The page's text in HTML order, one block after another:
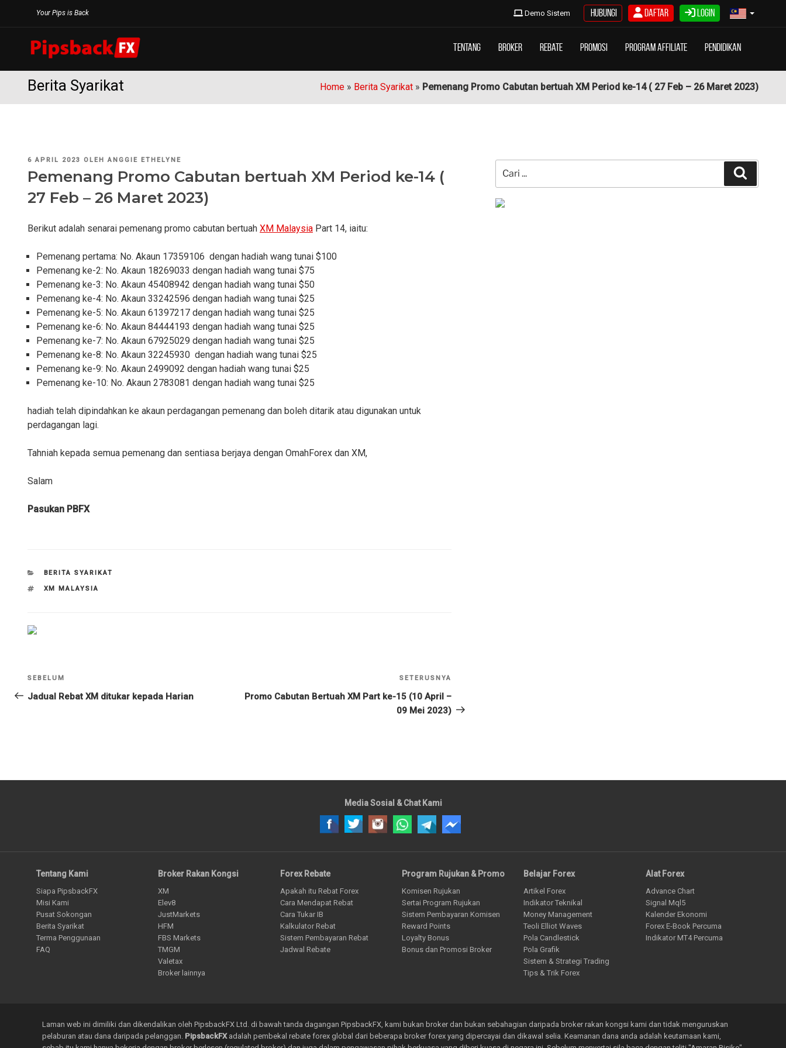
Tentang Broker Rebate Promosi Program Affiliate Pendidikan
Your Pips is Back Demo Sistem Login
Daftar
Hubungi
Berita Syarikat Home » Berita Syarikat » Pemenang Promo Cabutan bertuah XM Period ke-14 ( 27 Feb – 26 Maret 2023)
DIKIRIM
6 APRIL 2023 OLEH ANGGIE ETHELYNE
Pemenang Promo Cabutan bertuah XM Period ke-14 (
27 Feb – 26 Maret 2023)
Berikut adalah senarai pemenang promo cabutan bertuah XM Malaysia Part 14, iaitu:
Pemenang pertama: No. Akaun 17359106 dengan hadiah wang tunai $100
Pemenang ke-2: No. Akaun 18269033 dengan hadiah wang tunai $75
Pemenang ke-3: No. Akaun 45408942 dengan hadiah wang tunai $50
Pemenang ke-4: No. Akaun 33242596 dengan hadiah wang tunai $25
Pemenang ke-5: No. Akaun 61397217 dengan hadiah wang tunai $25
Pemenang ke-6: No. Akaun 84444193 dengan hadiah wang tunai $25
Pemenang ke-7: No. Akaun 67925029 dengan hadiah wang tunai $25
Pemenang ke-8: No. Akaun 32245930 dengan hadiah wang tunai $25
Pemenang ke-9: No. Akaun 2499092 dengan hadiah wang tunai $25
Pemenang ke-10: No. Akaun 2783081 dengan hadiah wang tunai $25
hadiah telah dipindahkan ke akaun perdagangan pemenang dan boleh ditarik atau digunakan untuk
perdagangan lagi.
Tahniah kepada semua pemenang dan sentiasa berjaya dengan OmahForex dan XM,
Salam
Pasukan PBFX
KATEGORI
BERITA SYARIKAT
TAG
XM MALAYSIA
Navigasi
kiriman
Kiriman
Sebelumnya
SEBELUM
Jadual Rebat XM ditukar kepada Harian
Seterusnya
SETERUSNYA
Promo Cabutan Bertuah XM Part ke-15 (10 April –
09 Mei 2023)
untuk:
Media Sosial & Chat Kami
Tentang Kami
Siapa PipsbackFX
Misi Kami
Pusat Sokongan
Berita Syarikat
Terma Penggunaan
FAQ
Broker Rakan Kongsi
XM
Elev8
JustMarkets
HFM
FBS Markets
TMGM
Valetax
Broker lainnya
Forex Rebate
Apakah itu Rebat Forex
Cara Mendapat Rebat
Cara Tukar IB
Kalkulator Rebat
Sistem Pembayaran Rebat
Jadwal Rebate
Program Rujukan & Promo
Komisen Rujukan
Sertai Program Rujukan
Sistem Pembayaran Komisen
Reward Points
Loyalty Bonus
Bonus dan Promosi Broker
Belajar Forex
Artikel Forex
Indikator Teknikal
Money Management
Teoli Elliot Waves
Pola Candlestick
Pola Grafik
Sistem & Strategi Trading
Tips & Trik Forex
Alat Forex
Advance Chart
Signal Mql5
Kalender Ekonomi
Forex E-Book Percuma
Indikator MT4 Percuma
Laman web ini dimiliki dan dikendalikan oleh PipsbackFX Ltd. di bawah tanda dagangan PipsbackFX, kami bukan broker dan bukan sebahagian daripada broker rakan kongsi kami dan tidak menguruskan
pelaburan atau dana daripada pelanggan. PipsbackFXadalah pembekal rebate forex global dari beberapa broker forex yang dipercayai dan dikawal selia. Keamanan dana anda adalah keutamaan kami,